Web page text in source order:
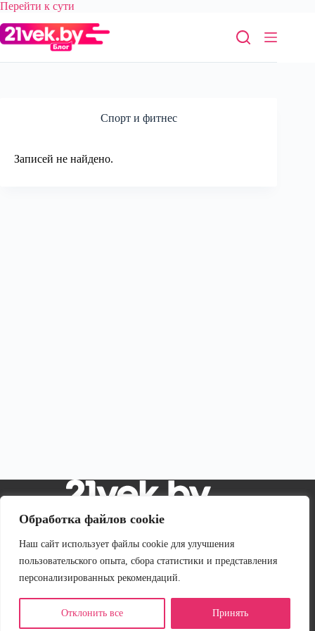
Обработка файлов cookie
Наш сайт использует файлы cookie для улучшения
пользовательского опыта, сбора статистики и представления
персонализированных рекомендаций.
Отклонить все Принять
Перейти к сути
сути
Спорт и фитнес
Записей не найдено.
Общество с ограниченной ответственностью
«Триовист»